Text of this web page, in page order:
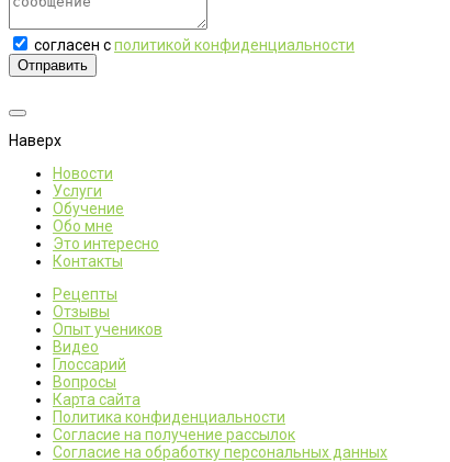
согласен сполитикой конфиденциальности
Отправить
Наверх
Новости
Услуги
Обучение
Обо мне
Это интересно
Контакты
Рецепты
Отзывы
Опыт учеников
Видео
Глоссарий
Вопросы
Карта сайта
Политика конфиденциальности
Согласие на получение рассылок
Согласие на обработку персональных данных